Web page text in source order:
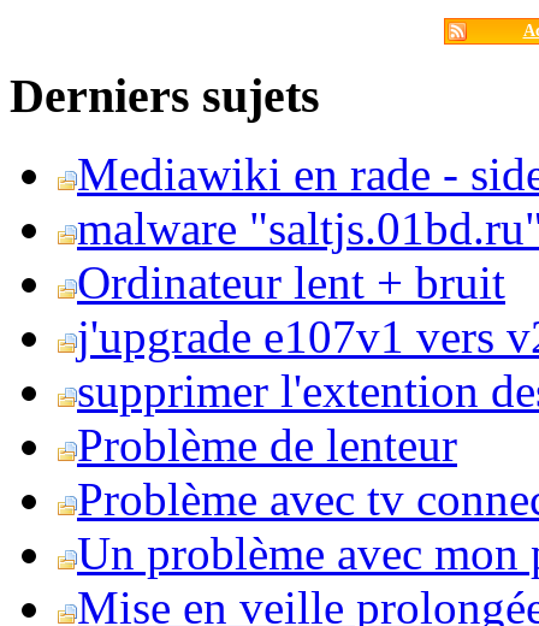
Derniers sujets
Mediawiki en rade -
malware
Ordinateur lent + bruit
j'upgrade e107v1 vers
supprimer l'extention
Problème de lenteur
Problème avec tv
Un problème avec mon
Mise en veille